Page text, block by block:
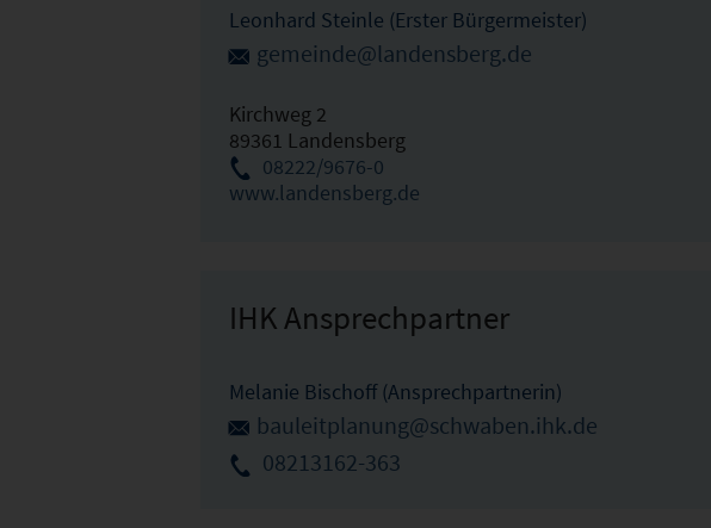
Leonhard Steinle (Erster Bürgermeister)
gemeinde@landensberg.de
Kirchweg 2
89361 Landensberg
08222/9676-0
www.landensberg.de
IHK Ansprechpartner
Melanie Bischoff (Ansprechpartnerin)
bauleitplanung@schwaben.ihk.de
08213162-363